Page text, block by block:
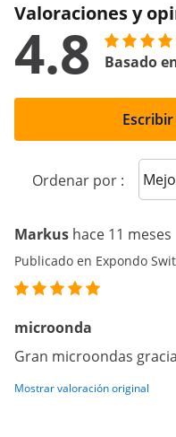
Valoraciones y
4.8 Basado
Ordenar por :
Markus hace 11 meses
Publicado en Expondo
microonda
Gran microondas
Mostrar valoración original